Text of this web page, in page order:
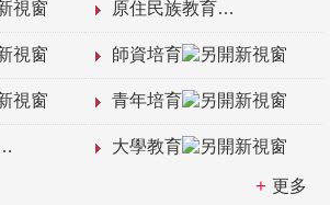
原住民族教育
師資培育
青年培育
大學教育
更多